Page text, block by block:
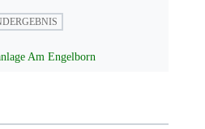
Am Engelborn